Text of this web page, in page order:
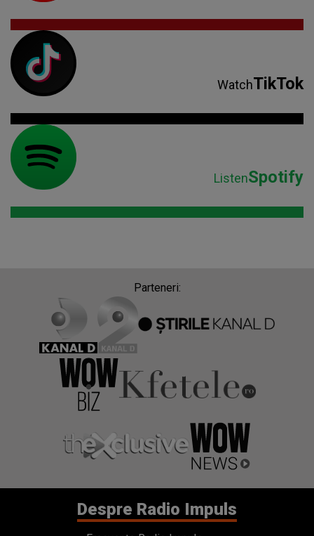
WatchTikTok
ListenSpotify
Parteneri:
Despre Radio Impuls